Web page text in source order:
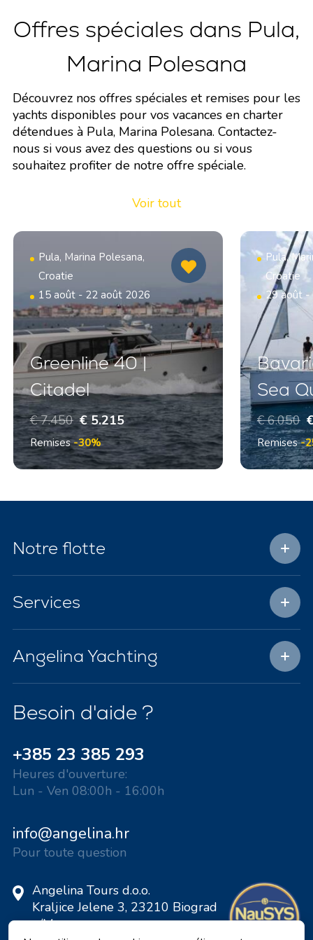
Offres spéciales dans Pula,
Marina Polesana
Découvrez nos offres spéciales et remises pour les
yachts disponibles pour vos vacances en charter
détendues à Pula, Marina Polesana. Contactez-
nous si vous avez des questions ou si vous
souhaitez profiter de notre offre spéciale.
Voir tout
Pula, Marina Polesana,
Croatie
15 août - 22 août 2026
Greenline 40 |
Citadel
€ 7.450 € 5.215
Remises-30%
Pula,
Croatie
29 août -
Sea
€ 6.050
Remises-
Notre flotte
Services
Angelina Yachting
Besoin d'aide ?
+385 23 385 293
Heures d'ouverture:
Lun - Ven 08:00h - 16:00h
info@angelina.hr
Pour toute question
Angelina Tours d.o.o.
Kraljice Jelene 3, 23210 Biograd
n/M